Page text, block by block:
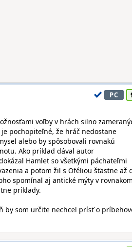
PC
voľby v hrách silno
pochopiteľné, že hráč nedostane
alebo by spôsobovali rovnakú
Ako príklad dával autor
Hamlet so všetkými páchateľmi
a potom žil s Oféliou šťastne až
spomínal aj antické mýty v rovnakom
príklady.
by som určite nechcel prísť o